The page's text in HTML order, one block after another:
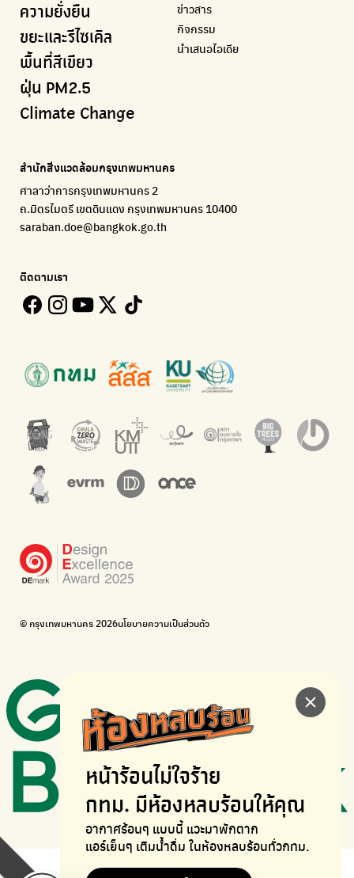
หน้าร้อนไม่ใจร้าย
กทม. มีห้องหลบร้อนให้คุณ
อากาศร้อนๆ แบบนี้ แวะมาพักตาก
แอร์เย็นๆ เติมน้ำดื่ม ในห้องหลบร้อนทั่วกทม.
BKK Zero Waste
กรุงเทพฯไม่เทรวม
ลุงซาเล้งกับขยะที่หายไป
CHULA Zero Waste
จัดการขยะภายในพื้นที่อย่างเป็นระบบ
แพลตฟอร์มเพื่อสิ่งแวดล้อม
ติดตามความคืบหน้านโยบายกรุงเทพมหานคร
Kong Green Green
แอปแยกขยะได้ง่ายๆเพียงสแกนบาร์โค้ดสินค้า
Net Zero Carbon
The Sustainment
การบริหารองค์กรเพื่อสังคมและสิ่งแวดล้อม
WonWon
รวมร้านซ่อมใกล้บ้านคุณ
Bike for Everyone
BUCA
ภาคีจักรยานเมือง กรุงเทพฯ
กรมควบคุมมลพิษ
แหล่งข้อมูลเกี่ยวกับมาตรฐานคุณภาพอากาศ น้ำ และเสียง
มูลนิธิโลกสีเขียว
How to ting
การแยกขยะให้สนุก
แพลตฟอร์มการจัดการพลาสติกชีวภาพหลังการกินดื่ม
รับซื้อขยะถึงบ้าน
ECOLIFE
กำจัด E-waste อย่างถูกวิธี ตามจุดรับ และไปรษณีย์
Green map
มือวิเศษกรุงเทพ
บริจาคขยะไปอัพไซเคิลเป็นชุดพนักงานกวาดถนน
WonWon
รวมร้านซ่อมใกล้บ้านคุณ
Greenpeace
มูลนิธิสภาประชาชนเพื่อสิ่งแวดล้อม
สำนักสิ่งแวดล้อม กรุงเทพมหานคร
เตะฝุ่น
แผนที่การระบายอากาศในช่วงสูงสุดของแต่ละวัน
กระทรวงทรัพยากรธรรมชาติและสิ่งแวดล้อม
กรมส่งเสริมคุณภาพและสิ่งแวดล้อม
Carbon Footprint Thailand
เรียนรู้เครื่องมือคำนวณคาร์บอนฟุตพริ้นท์
กรมอุตุนิยมวิทยา
Net Zero Carbon
Everything about our planet and more
35 Hours Bangkok Nature Play
โครงการ 35 ชั่วโมงการเรียนรู้ธรรมชาติผ่านการเล่น
ความยั่งยืน
ขยะและรีไซเคิล
พื้นที่สีเขียว
ฝุ่น PM2.5
Climate Change
ข่าวสาร
กิจกรรม
นำเสนอไอเดีย
สำนักสิ่งแวดล้อมกรุงเทพมหานคร
ศาลาว่าการกรุงเทพมหานคร 2
ถ.มิตรไมตรี เขตดินแดง กรุงเทพมหานคร 10400
saraban.doe@bangkok.go.th
ติดตามเรา
© กรุงเทพมหานคร 2026นโยบายความเป็นส่วนตัว